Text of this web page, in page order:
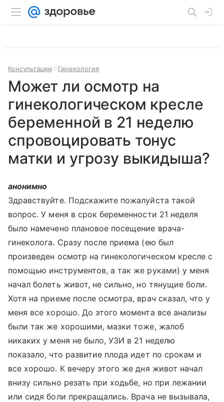
Консультации Гинекология
Может ли осмотр на
гинекологическом кресле
беременной в 21 неделю
спровоцировать тонус
матки и угрозу выкидыша?
анонимно
Здравствуйте. Подскажите пожалуйста такой
вопрос. У меня в срок беременности 21 неделя
было намечено плановое посещение врача-
гинеколога. Сразу после приема (ею был
произведен осмотр на гинекологическом кресле с
помощью инструментов, а так же руками) у меня
начал болеть живот, не сильно, но тянущие боли.
Хотя на приеме после осмотра, врач сказал, что у
меня все хорошо. До этого момента все анализы
были так же хорошими, мазки тоже, жалоб
никаких у меня не было, УЗИ в 21 неделю
показало, что развитие плода идет по срокам и
все хорошо. К вечеру этого же дня живот начал
внизу сильно резать при ходьбе, но при лежании
или сидя боли прекращались. Врача не вызывала,